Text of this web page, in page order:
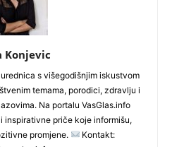
Konjevic
s višegodišnjim iskustvom
temama, porodici, zdravlju i
Na portalu VasGlas.info
inspirativne priče koje informišu,
promjene.
Kontakt: